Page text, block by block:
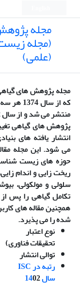
مجله
(مجله
(علمی)
مجله پژوهش های
که از
پژوهش های گیاهی
انتشار یافته­ های
می­ شود. این مجله
حوزه­ های زیست­
ریخت­ زایی و اندام­
سلولی و مولکولی،
تکامل گیاهی را پس
همچنین مقاله­ های
شده را می­ پذیرد.
نوع اعتبار
تحقیقات فناوری)
توالی
رتبه در ISC ضریب تاثیر
سال 1402